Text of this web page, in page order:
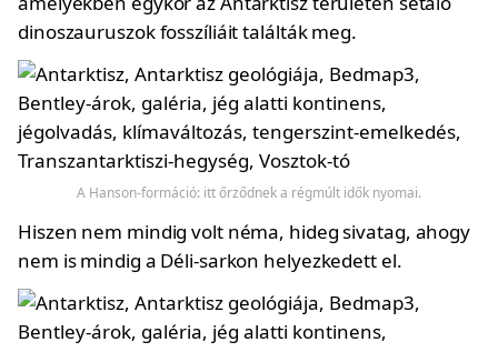
dinoszauruszok fosszíliáit találták meg.
A Hanson-formáció: itt őrződnek a régmúlt idők nyomai.
Hiszen nem mindig volt néma, hideg sivatag, ahogy
nem is mindig a Déli-sarkon helyezkedett el.